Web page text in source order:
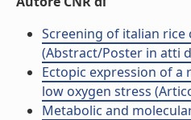
Screening of italian rice
(Abstract/Poster in atti
Ectopic expression of
low oxygen stress
Metabolic and